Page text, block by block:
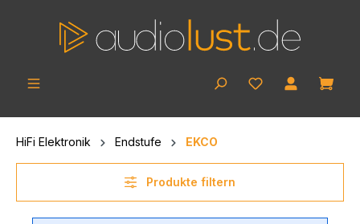
HiFi Elektronik Endstufe EKCO
Produkte filtern